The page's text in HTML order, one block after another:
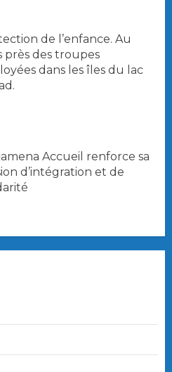
de l’enfance. Au
près des troupes
dans les îles du lac
Accueil renforce sa
d’intégration et de